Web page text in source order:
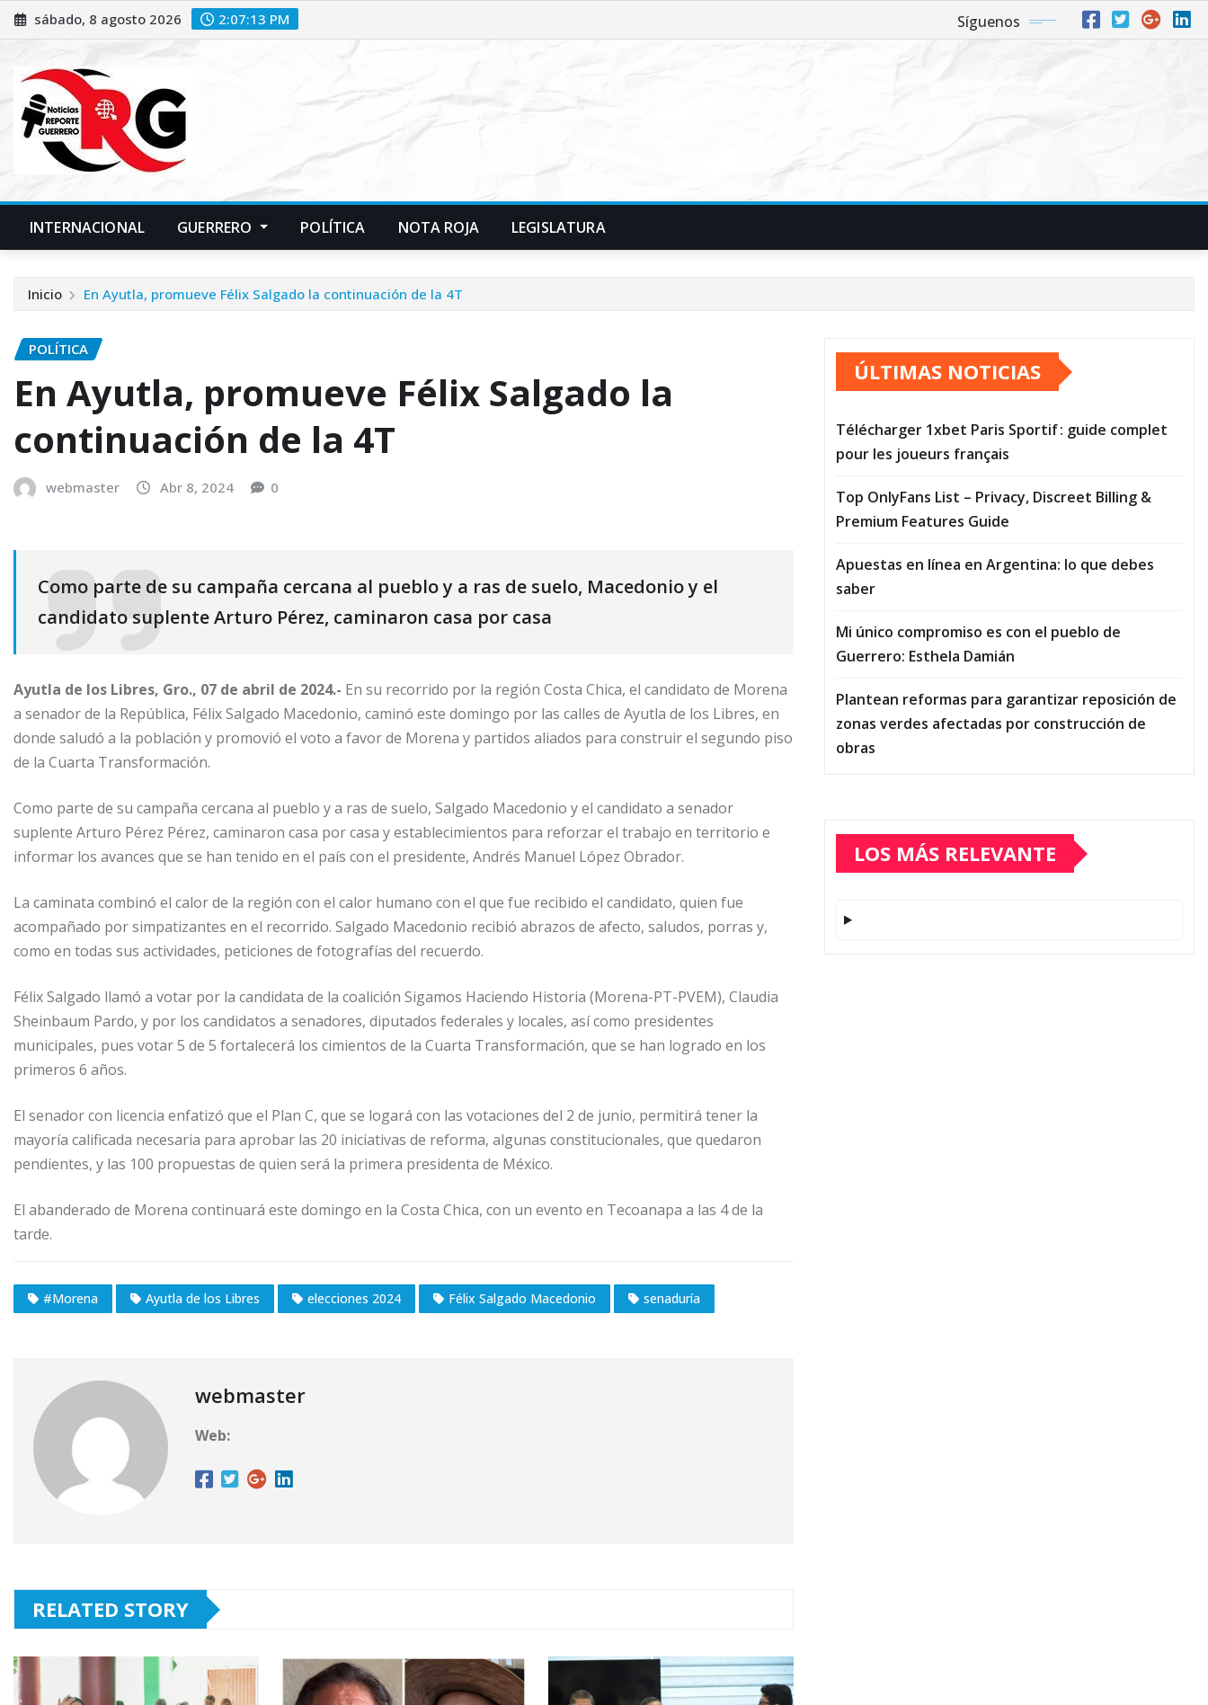
Saltar
al
sábado, 8 agosto 2026 2:07:14 PM Síguenos
INTERNACIONAL GUERRERO POLÍTICA NOTA ROJA LEGISLATURA
Inicio En Ayutla, promueve Félix Salgado la continuación de la 4T
POLÍTICA
En Ayutla, promueve Félix Salgado la
continuación de la 4T
webmaster Abr 8, 2024 0
Como parte de su campaña cercana al pueblo y a ras de suelo, Macedonio y el
candidato suplente Arturo Pérez, caminaron casa por casa
Ayutla de los Libres, Gro., 07 de abril de 2024.- En su recorrido por la región Costa Chica, el candidato de Morena
a senador de la República, Félix Salgado Macedonio, caminó este domingo por las calles de Ayutla de los Libres, en
donde saludó a la población y promovió el voto a favor de Morena y partidos aliados para construir el segundo piso
de la Cuarta Transformación.
Como parte de su campaña cercana al pueblo y a ras de suelo, Salgado Macedonio y el candidato a senador
suplente Arturo Pérez Pérez, caminaron casa por casa y establecimientos para reforzar el trabajo en territorio e
informar los avances que se han tenido en el país con el presidente, Andrés Manuel López Obrador.
La caminata combinó el calor de la región con el calor humano con el que fue recibido el candidato, quien fue
acompañado por simpatizantes en el recorrido. Salgado Macedonio recibió abrazos de afecto, saludos, porras y,
como en todas sus actividades, peticiones de fotografías del recuerdo.
Félix Salgado llamó a votar por la candidata de la coalición Sigamos Haciendo Historia (Morena-PT-PVEM), Claudia
Sheinbaum Pardo, y por los candidatos a senadores, diputados federales y locales, así como presidentes
municipales, pues votar 5 de 5 fortalecerá los cimientos de la Cuarta Transformación, que se han logrado en los
primeros 6 años.
El senador con licencia enfatizó que el Plan C, que se logará con las votaciones del 2 de junio, permitirá tener la
mayoría calificada necesaria para aprobar las 20 iniciativas de reforma, algunas constitucionales, que quedaron
pendientes, y las 100 propuestas de quien será la primera presidenta de México.
El abanderado de Morena continuará este domingo en la Costa Chica, con un evento en Tecoanapa a las 4 de la
tarde.
#Morena Ayutla de los Libres elecciones 2024 Félix Salgado Macedonio senaduría
webmaster
Web:
RELATED STORY
ÚLTIMAS NOTICIAS
Télécharger 1xbet Paris Sportif : guide complet
pour les joueurs français
Top OnlyFans List – Privacy, Discreet Billing &
Premium Features Guide
Apuestas en línea en Argentina: lo que debes
saber
Mi único compromiso es con el pueblo de
Guerrero: Esthela Damián
Plantean reformas para garantizar reposición de
zonas verdes afectadas por construcción de
obras
LOS MÁS RELEVANTE